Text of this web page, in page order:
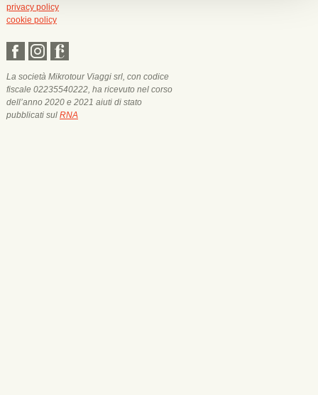
privacy policy
cookie policy
La società Mikrotour Viaggi srl, con codice
fiscale 02235540222, ha ricevuto nel corso
dell’anno 2020 e 2021 aiuti di stato
pubblicati sul RNA